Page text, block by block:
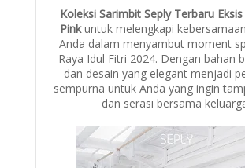
Koleksi Sarimbit Seply Terbaru
Pinkuntuk melengkapi
Anda dalam menyambut moment
Raya Idul Fitri 2024. Dengan bahan
dan desain yang elegant menjadi
sempurna untuk Anda yang ingin
dan serasi bersama